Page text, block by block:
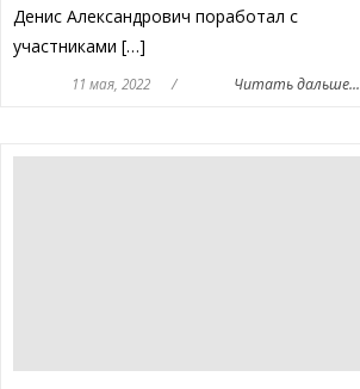
Денис Александрович поработал с
участниками […]
11 мая, 2022 / Читать дальше...